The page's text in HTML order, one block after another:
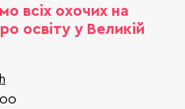
всіх охочих на
освіту у Великій